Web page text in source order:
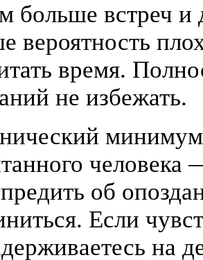
больше встреч и
вероятность
время.
не избежать.
человека
об
Если
на